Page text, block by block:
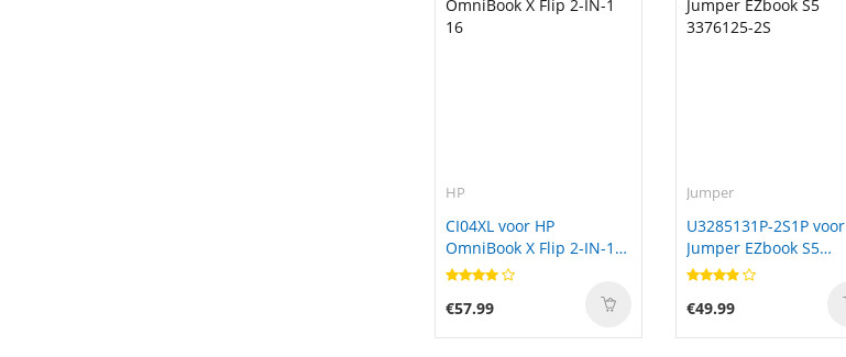
HP
CI04XL voor HP
OmniBook X Flip 2-IN-1
16
€57.99
Jumper
U3285131P-2S1P voor
Jumper EZbook S5
3376125-2S
€49.99